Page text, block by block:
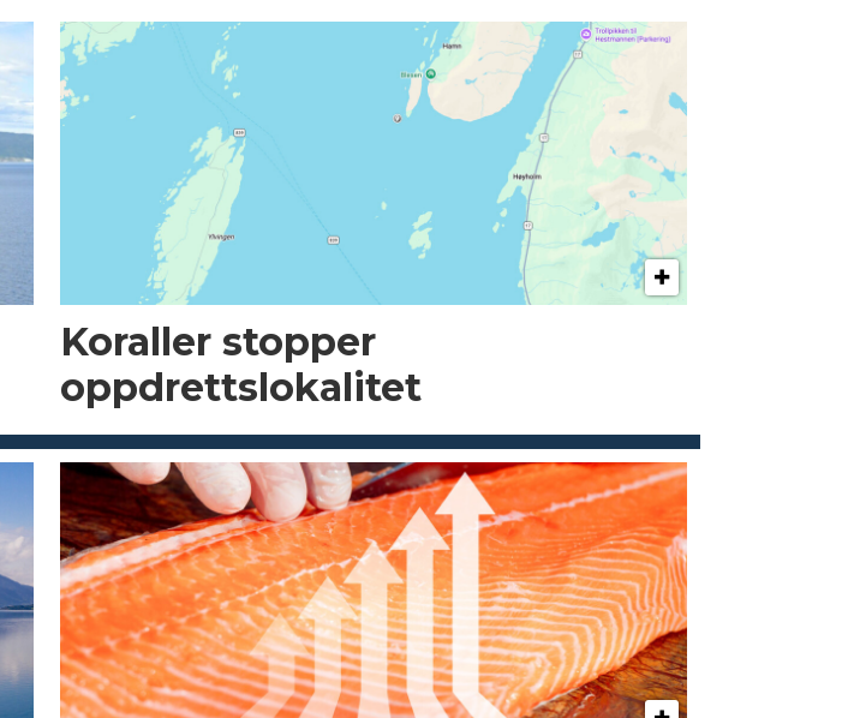
Koraller stopper
oppdrettslokalitet